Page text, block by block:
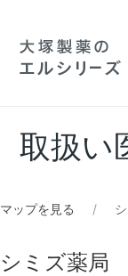
取扱い
マップを見る
シミズ薬局